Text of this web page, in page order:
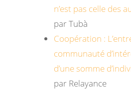
n’est pas celle des
par Tubà
Coopération :
communauté
d’une somme
par Relayance